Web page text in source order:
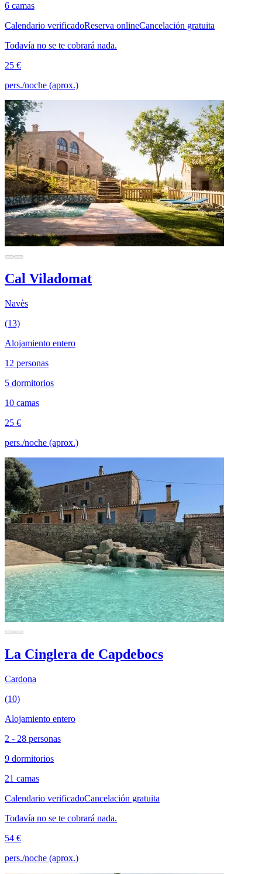
6 camas
Calendario verificadoReserva onlineCancelación gratuita
Todavía no se te cobrará nada.
25 €
pers./noche (aprox.)
Cal Viladomat
Navès
(13)
Alojamiento entero
12 personas
5 dormitorios
10 camas
25 €
pers./noche (aprox.)
La Cinglera de Capdebocs
Cardona
(10)
Alojamiento entero
2 - 28 personas
9 dormitorios
21 camas
Calendario verificadoCancelación gratuita
Todavía no se te cobrará nada.
54 €
pers./noche (aprox.)